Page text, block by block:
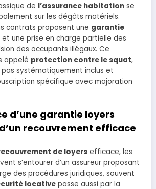
de l’assurance habitation se
sur les dégâts matériels.
contrats proposent une garantie
et une prise en charge partielle des
des occupants illégaux. Ce
appelé protection contre le squat,
systématiquement inclus et
spécifique avec majoration
d’une garantie loyers
recouvrement efficace
de loyers efficace, les
s’entourer d’un assureur proposant
des procédures juridiques, souvent
locative passe aussi par la